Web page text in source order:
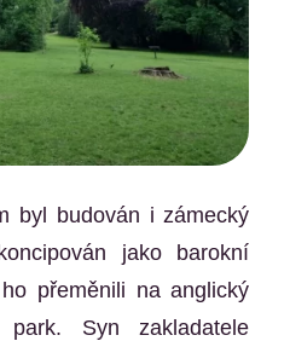
byl budován i zámecký
jako barokní
přeměnili na anglický
park. Syn zakladatele